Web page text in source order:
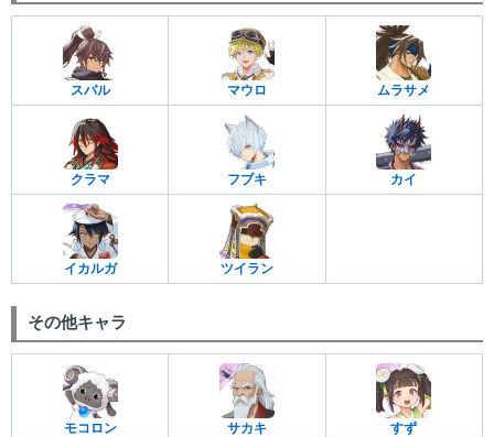
スバル マウロ ムラサメ
クラマ フブキ カイ
イカルガ ツイラン
その他キャラ
モコロン サカキ すず